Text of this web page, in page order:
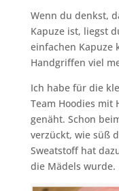
Wenn du denkst,
Kapuze ist, liegst
einfachen Kapuze
Handgriffen viel
Ich habe für die
Team Hoodies mit
genäht. Schon
verzückt, wie süß
Sweatstoff hat
die Mädels wurde.